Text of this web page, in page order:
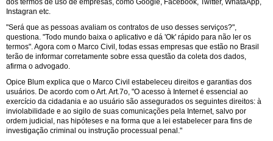
Instagran etc.
"Será que as pessoas avaliam os contratos de uso desses serviços?",
questiona. "Todo mundo baixa o aplicativo e dá 'Ok' rápido para não ler os
termos". Agora com o Marco Civil, todas essas empresas que estão no Brasil
terão de informar corretamente sobre essa questão da coleta dos dados,
afirma o advogado.
Opice Blum explica que o Marco Civil estabeleceu direitos e garantias dos
usuários. De acordo com o Art. Art.7o, "O acesso à Internet é essencial ao
exercício da cidadania e ao usuário são assegurados os seguintes direitos: à
inviolabilidade e ao sigilo de suas comunicações pela Internet, salvo por
ordem judicial, nas hipóteses e na forma que a lei estabelecer para fins de
investigação criminal ou instrução processual penal."